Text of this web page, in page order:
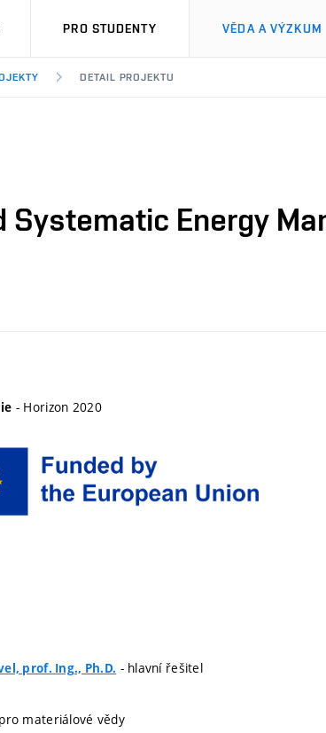
PRO STUDENTY VĚDA A VÝZKUM
DETAIL PROJEKTU
Systematic Energy
- Horizon 2020
prof. Ing., Ph.D. - hlavní řešitel
materiálové vědy